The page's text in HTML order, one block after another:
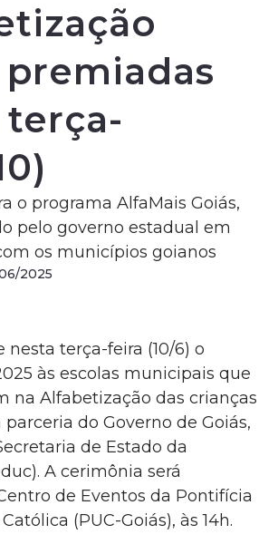
o programa AlfaMais Goiás,
pelo governo estadual em
os municípios goianos
2025
nesta terça-feira (10/6) o
às escolas municipais que
na Alfabetização das crianças
do Governo de Goiás,
de Estado da
A cerimônia será
de Eventos da Pontifícia
(PUC-Goiás), às 14h.